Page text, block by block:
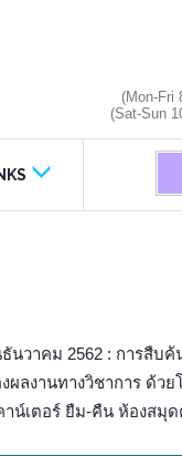
(Mon-Fri
(Sat-Sun
วาคม 2562 : การสืบ
ลงานทางวิชาการ ด้วย
าน์เตอร์ ยืม-คืน ห้องส